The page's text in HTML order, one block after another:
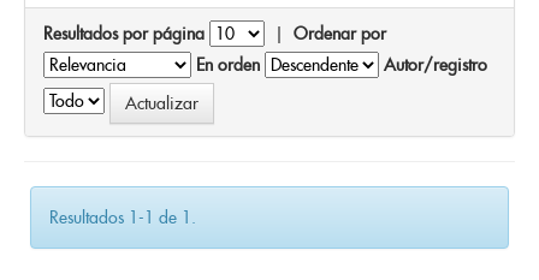
Resultados por página | Ordenar por
En orden
Autor/registro
Resultados 1-1 de 1.